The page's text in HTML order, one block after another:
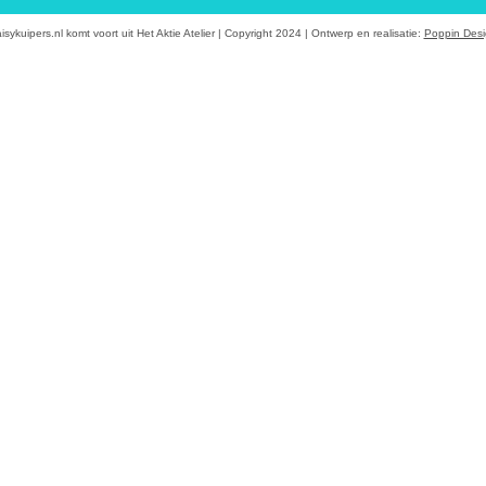
komt voort uit Het Aktie Atelier | Copyright 2024 | Ontwerp en realisatie: Poppin